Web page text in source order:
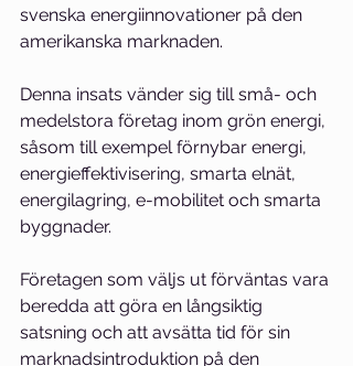
svenska energiinnovationer på den
amerikanska marknaden.
Denna insats vänder sig till små- och
medelstora företag inom grön energi,
såsom till exempel förnybar energi,
energieffektivisering, smarta elnät,
energilagring, e-mobilitet och smarta
byggnader.
Företagen som väljs ut förväntas vara
beredda att göra en långsiktig
satsning och att avsätta tid för sin
marknadsintroduktion på den